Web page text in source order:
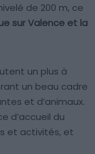
de 200 m, ce
sur Valence et la
un plus à
un beau cadre
et d’animaux.
d’accueil du
et activités, et